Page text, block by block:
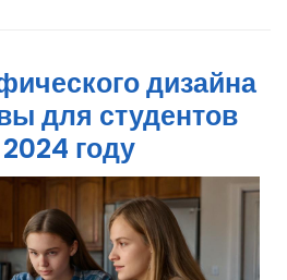
дизайна
для студентов
году